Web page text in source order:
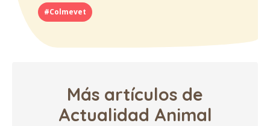
#Colmevet
Más artículos de
Actualidad Animal